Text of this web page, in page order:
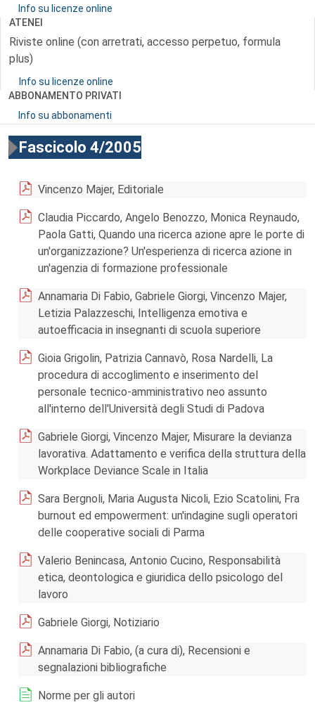
Info su licenze online
ATENEI
Riviste online (con arretrati, accesso perpetuo, formula
plus)
Info su licenze online
ABBONAMENTO PRIVATI
Info su abbonamenti
Fascicolo 4/2005
Vincenzo Majer, Editoriale
Claudia Piccardo, Angelo Benozzo, Monica Reynaudo,
Paola Gatti, Quando una ricerca azione apre le porte di
un'organizzazione? Un'esperienza di ricerca azione in
un'agenzia di formazione professionale
Annamaria Di Fabio, Gabriele Giorgi, Vincenzo Majer,
Letizia Palazzeschi, Intelligenza emotiva e
autoefficacia in insegnanti di scuola superiore
Gioia Grigolin, Patrizia Cannavò, Rosa Nardelli, La
procedura di accoglimento e inserimento del
personale tecnico-amministrativo neo assunto
all'interno dell'Università degli Studi di Padova
Gabriele Giorgi, Vincenzo Majer, Misurare la devianza
lavorativa. Adattamento e verifica della struttura della
Workplace Deviance Scale in Italia
Sara Bergnoli, Maria Augusta Nicoli, Ezio Scatolini, Fra
burnout ed empowerment: un'indagine sugli operatori
delle cooperative sociali di Parma
Valerio Benincasa, Antonio Cucino, Responsabilità
etica, deontologica e giuridica dello psicologo del
lavoro
Gabriele Giorgi, Notiziario
Annamaria Di Fabio, (a cura di), Recensioni e
segnalazioni bibliografiche
Norme per gli autori